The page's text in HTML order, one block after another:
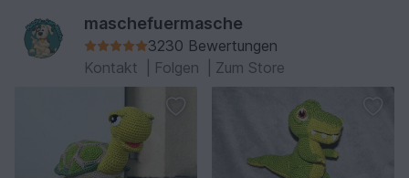
maschefuermasche
3230 Bewertungen
Kontakt
Folgen Zum Store